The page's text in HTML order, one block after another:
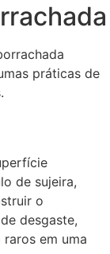
práticas de
de sujeira,
o
desgaste,
em uma